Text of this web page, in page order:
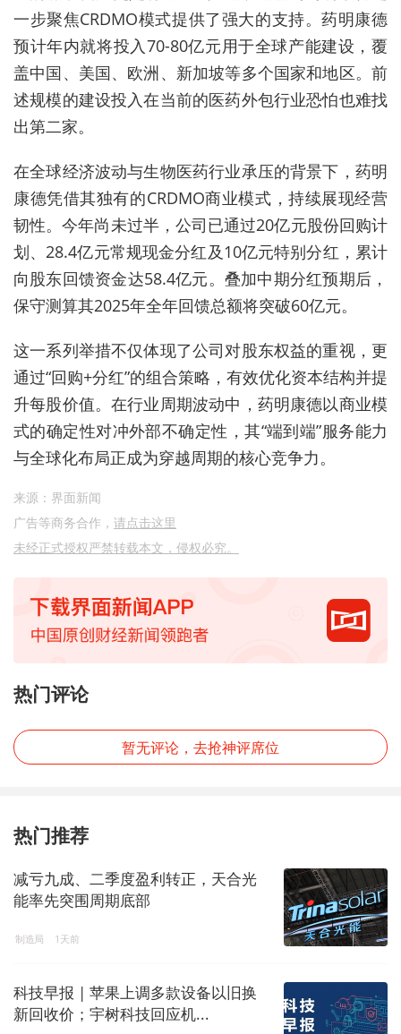
一步聚焦CRDMO模式提供了强大的支持。药明康德
预计年内就将投入70-80亿元用于全球产能建设，覆
盖中国、美国、欧洲、新加坡等多个国家和地区。前
述规模的建设投入在当前的医药外包行业恐怕也难找
出第二家。
在全球经济波动与生物医药行业承压的背景下，药明
康德凭借其独有的CRDMO商业模式，持续展现经营
韧性。今年尚未过半，公司已通过20亿元股份回购计
划、28.4亿元常规现金分红及10亿元特别分红，累计
向股东回馈资金达58.4亿元。叠加中期分红预期后，
保守测算其2025年全年回馈总额将突破60亿元。
这一系列举措不仅体现了公司对股东权益的重视，更
通过“回购+分红”的组合策略，有效优化资本结构并提
升每股价值。在行业周期波动中，药明康德以商业模
式的确定性对冲外部不确定性，其“端到端”服务能力
与全球化布局正成为穿越周期的核心竞争力。
来源：界面新闻
广告等商务合作， 请点击这里
未经正式授权严禁转载本文，侵权必究。
热门评论
暂无评论，去抢神评席位
热门推荐
减亏九成、二季度盈利转正，天合光
能率先突围周期底部
制造局 1天前
科技早报 | 苹果上调多款设备以旧换
新回收价；宇树科技回应机...